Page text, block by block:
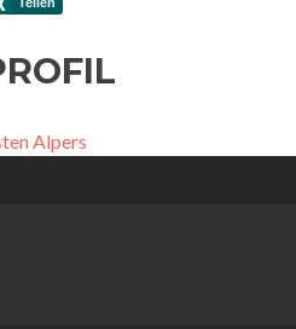
Alpers